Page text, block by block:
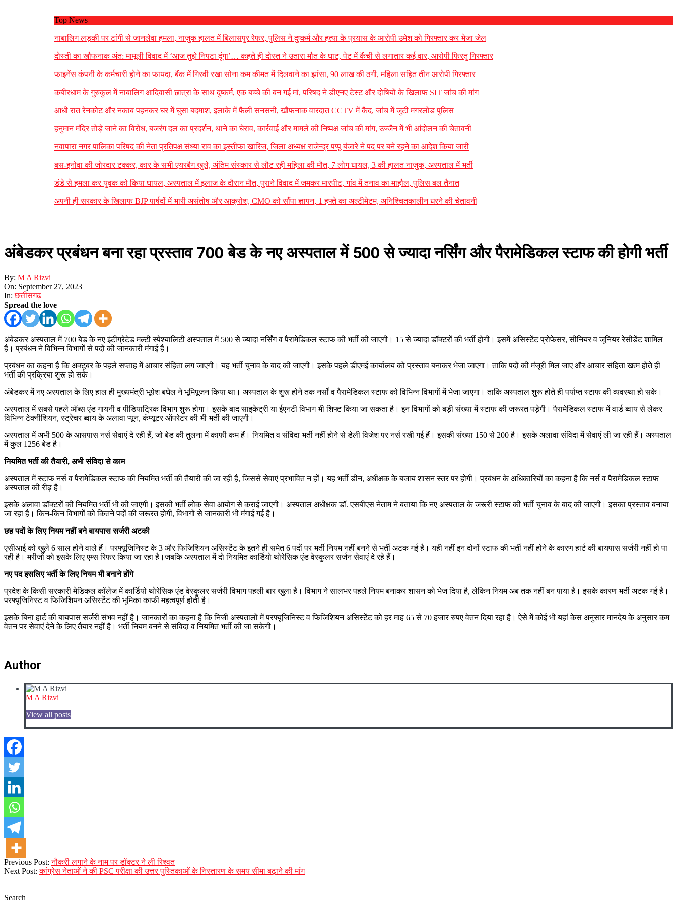
Top News
नाबालिग लड़की पर टांगी से जानलेवा हमला, नाजुक हालत में बिलासपुर रेफर, पुलिस ने दुष्कर्म और हत्या के प्रयास के आरोपी उमेश को गिरफ्तार कर भेजा जेल
दोस्ती का खौफनाक अंत: मामूली विवाद में ‘आज तुझे निपटा दूंगा’… कहते ही दोस्त ने उतारा मौत के घाट, पेट में कैंची से लगातार कई वार, आरोपी फिरतु गिरफ्तार
फाइनेंस कंपनी के कर्मचारी होने का फायदा, बैंक में गिरवी रखा सोना कम कीमत में दिलवाने का झांसा, 90 लाख की ठगी, महिला सहित तीन आरोपी गिरफ्तार
कबीरधाम के गुरुकुल में नाबालिग आदिवासी छात्रा के साथ दुष्कर्म, एक बच्चे की बन गई मां, परिषद ने डीएनए टेस्ट और दोषियों के खिलाफ SIT जांच की मांग
आधी रात रेनकोट और नकाब पहनकर घर में घुसा बदमाश, इलाके में फैली सनसनी, खौफनाक वारदात CCTV में कैद, जांच में जुटी मगरलोड पुलिस
हनुमान मंदिर तोड़े जाने का विरोध, बजरंग दल का प्रदर्शन, थाने का घेराव, कार्रवाई और मामले की निष्पक्ष जांच की मांग, उज्जैन में भी आंदोलन की चेतावनी
नवापारा नगर पालिका परिषद की नेता प्रतिपक्ष संध्या राव का इस्तीफा खारिज, जिला अध्यक्ष राजेन्द्र पप्पू बंजारे ने पद पर बने रहने का आदेश किया जारी
बस-इनोवा की जोरदार टक्कर, कार के सभी एयरबैग खुले, अंतिम संस्कार से लौट रही महिला की मौत, 7 लोग घायल, 3 की हालत नाजुक, अस्पताल में भर्ती
डंडे से हमला कर युवक को किया घायल, अस्पताल में इलाज के दौरान मौत, पुराने विवाद में जमकर मारपीट, गांव में तनाव का माहौल, पुलिस बल तैनात
अपनी ही सरकार के खिलाफ BJP पार्षदों में भारी असंतोष और आक्रोश, CMO को सौंपा ज्ञापन, 1 हफ्ते का अल्टीमेटम, अनिश्चितकालीन धरने की चेतावनी
अंबेडकर प्रबंधन बना रहा प्रस्ताव 700 बेड के नए अस्पताल में 500 से ज्यादा नर्सिंग और पैरामेडिकल स्टाफ की होगी भर्ती
By: M A Rizvi
On: September 27, 2023
In: छत्तीसगढ़
Spread the love
अंबेडकर अस्पताल में 700 बेड के नए इंटीग्रेटेड मल्टी स्पेश्यालिटी अस्पताल में 500 से ज्यादा नर्सिंग व पैरामेडिकल स्टाफ की भर्ती की जाएगी। 15 से ज्यादा डॉक्टरों की भर्ती होगी। इसमें असिस्टेंट प्रोफेसर, सीनियर व जूनियर रेसीडेंट शामिल
है। प्रबंधन ने विभिन्न विभागों से पदों की जानकारी मंगाई है।
प्रबंधन का कहना है कि अक्टूबर के पहले सप्ताह में आचार संहिता लग जाएगी। यह भर्ती चुनाव के बाद की जाएगी। इसके पहले डीएमई कार्यालय को प्रस्ताव बनाकर भेजा जाएगा। ताकि पदों की मंजूरी मिल जाए और आचार संहिता खत्म होते ही
भर्ती की प्रक्रिया शुरू हो सके।
अंबेडकर में नए अस्पताल के लिए हाल ही मुख्यमंत्री भूपेश बघेल ने भूमिपूजन किया था। अस्पताल के शुरू होने तक नर्सों व पैरामेडिकल स्टाफ को विभिन्न विभागों में भेजा जाएगा। ताकि अस्पताल शुरू होते ही पर्याप्त स्टाफ की व्यवस्था हो सके।
अस्पताल में सबसे पहले ऑब्स एंड गायनी व पी​डियाट्रिक विभाग शुरू होगा। इसके बाद साइकेट्री या ईएनटी विभाग भी ​शिफ्ट किया जा सकता है। इन विभागों को बड़ी संख्या में स्टाफ की जरूरत पड़ेगी। पैरामेडिकल स्टाफ में वार्ड ब्वाय से लेकर
विभिन्न टेक्नीशियन, स्ट्रेचर ब्वाय के अलावा प्यून, कंप्यूटर ऑपरेटर की भी भर्ती की जाएगी।
अस्पताल में अभी 500 के आसपास नर्स सेवाएं दे रही हैं, जो बेड की तुलना में काफी कम हैं। नियमित व संविदा भर्ती नहीं होने से डेली विजेश पर नर्स रखी गई हैं। इसकी संख्या 150 से 200 है। इसके अलावा संविदा में सेवाएं ली जा रही हैं। अस्पताल
में कुल 1256 बेड है।
नियमित भर्ती की तैयारी, अभी संविदा से काम
अस्पताल में स्टाफ नर्स व पैरामेडिकल स्टाफ की नियमित भर्ती की तैयारी की जा रही है, जिससे सेवाएं प्रभावित न हों। यह भर्ती डीन, अधीक्षक के बजाय शासन स्तर पर होगी। प्रबंधन के अधिकारियों का कहना है कि नर्स व पैरामेडिकल स्टाफ
अस्पताल की रीढ़ है।
इसके अलावा डॉक्टरों की नियमित भर्ती भी की जाएगी। इसकी भर्ती लोक सेवा आयोग से कराई जाएगी। अस्पताल अधीक्षक डॉ. एसबीएस नेताम ने बताया कि नए अस्पताल के जरूरी स्टाफ की भर्ती चुनाव के बाद की जाएगी। इसका प्रस्ताव बनाया
जा रहा है। किन-किन विभागों को कितने पदों की जरूरत होगी, विभागों से जानकारी भी मंगाई गई है।
छह पदों के लिए नियम नहीं बने बायपास सर्जरी अटकी
एसीआई को खुले 6 साल होने वाले हैं। परफ्यूजिनिस्ट के 3 और फिजिशियन असिस्टेंट के इतने ही समेत 6 पदों पर भर्ती नियम नहीं बनने से भर्ती अटक गई है। यही नहीं इन दोनों स्टाफ की भर्ती नहीं होने के कारण हार्ट की बायपास सर्जरी नहीं हो पा
रही है। मरीजों को इसके लिए एम्स रिफर किया जा रहा है।जबकि अस्पताल में दो नियमित कार्डियो थोरेसिक एंड वेस्कुलर सर्जन सेवाएं दे रहे हैं।
नए पद इसलिए भर्ती के ​लिए नियम भी बनाने होंगे
प्रदेश के किसी सरकारी मेडिकल कॉलेज में कार्डियो थोरेसिक एंड वेस्कुलर सर्जरी विभाग पहली बार खुला है। विभाग ने सालभर पहले नियम बनाकर शासन को भेज दिया है, लेकिन नियम अब तक नहीं बन पाया है। इसके कारण भर्ती अटक गई है।
परफ्यूजिनिस्ट व फिजिशियन असिस्टेंट की भूमिका काफी महत्वपूर्ण होती है।
इसके बिना हार्ट की बायपास सर्जरी संभव नहीं है। जानकारों का कहना है कि निजी अस्पतालों में परफ्यूजिनिस्ट व फिजिशियन असिस्टेंट को हर माह 65 से 70 हजार रुपए वेतन दिया रहा है। ऐसे में कोई भी यहां केस अनुसार मानदेय के अनुसार कम
वेतन पर सेवाएं देने के लिए तैयार नहीं है। भर्ती नियम बनने से संविदा व नियमित भर्ती की जा सकेगी।
Author
M A Rizvi
View all posts
2023-
09-
Previous Post:नौकरी लगाने के नाम पर डॉक्टर ने ली रिश्वत
Next Post:कांग्रेस नेताओं ने की PSC परीक्षा की उत्तर पुस्तिकाओं के निस्तारण के समय सीमा बढ़ाने की मांग
Search